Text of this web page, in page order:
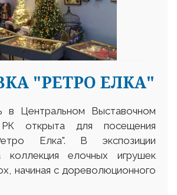
"РЕТРО ЕЛКА"
в Центральном Выставочном
открыта для посещения
Елка". В экспозиции
коллекция елочных игрушек
начиная с дореволюционного